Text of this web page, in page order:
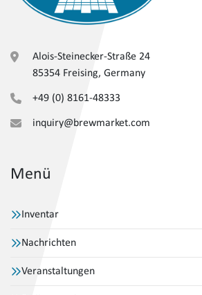
Alois-Steinecker-Straße 24
85354 Freising, Germany
+49 (0) 8161-48333
inquiry@brewmarket.com
Menü
Inventar
Nachrichten
Veranstaltungen